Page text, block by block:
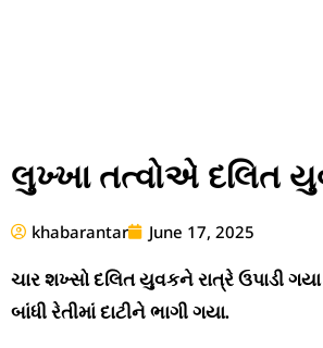
લુખ્ખા તત્વોએ દલિત
khabarantar June 17, 2025
ચાર શખ્સો દલિત યુવકને રાત્રે ઉપાડી
બાંધી રેતીમાં દાટીને ભાગી ગયા.